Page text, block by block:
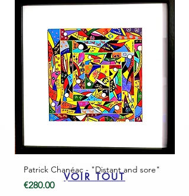
Patrick Chanéac - "Distant and sore"
Price
€280.00
VOIR TOUT